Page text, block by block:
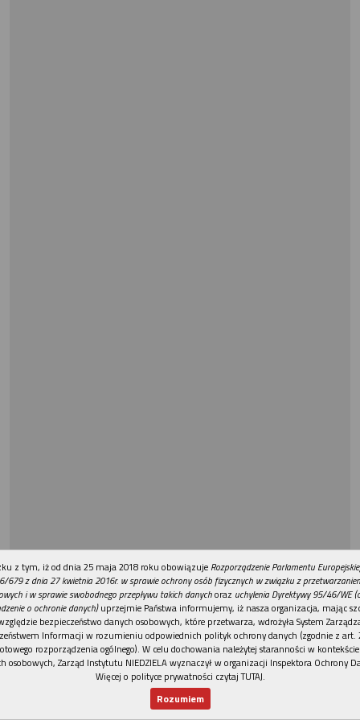
REKLAMA
z tym, iż od dnia 25 maja 2018 roku obowiązuje Rozporządzenie Parlamentu
679 z dnia 27 kwietnia 2016r. w sprawie ochrony osób fizycznych w związku z
i w sprawie swobodnego przepływu takich danychoraz uchylenia Dyrektywy 95/46/WE
o ochronie danych)uprzejmie Państwa informujemy, iż nasza organizacja, mając
bezpieczeństwo danych osobowych, które przetwarza, wdrożyła System
Informacji w rozumieniu odpowiednich polityk ochrony danych (zgodnie z art.
rozporządzenia ogólnego). W celu dochowania należytej staranności w
osobowych, Zarząd Instytutu NIEDZIELA wyznaczył w organizacji Inspektora Ochrony
Więcej o polityce prywatności czytaj TUTAJ.
Rozumiem